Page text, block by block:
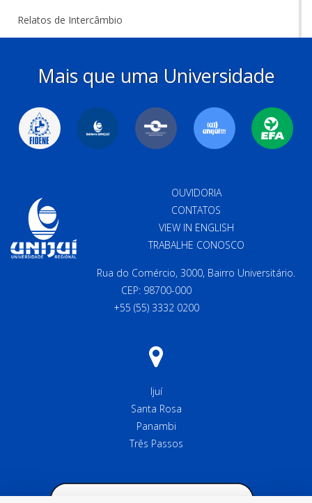
Relatos de Intercâmbio
Mais que uma Universidade
OUVIDORIA
CONTATOS
VIEW IN ENGLISH
TRABALHE CONOSCO
Rua do Comércio, 3000, Bairro Universitário.
CEP: 98700-000
+55 (55) 3332 0200
Ijuí
Santa Rosa
Panambi
Três Passos